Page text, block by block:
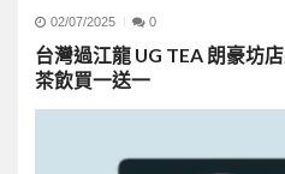
02/07/2025 0
台灣過江龍 UG TEA 朗豪坊
茶飲買一送一